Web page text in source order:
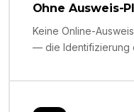
Ohne Ausweis-
Keine Online-
— die Identifizierung